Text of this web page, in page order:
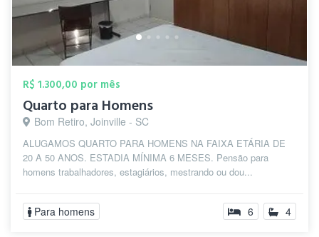
R$ 1.300,00 por mês
Quarto para Homens
Bom Retiro, Joinville - SC
ALUGAMOS QUARTO PARA HOMENS NA FAIXA ETÁRIA DE
20 A 50 ANOS. ESTADIA MÍNIMA 6 MESES. Pensão para
homens trabalhadores, estagiários, mestrando ou dou...
Para homens 6 4